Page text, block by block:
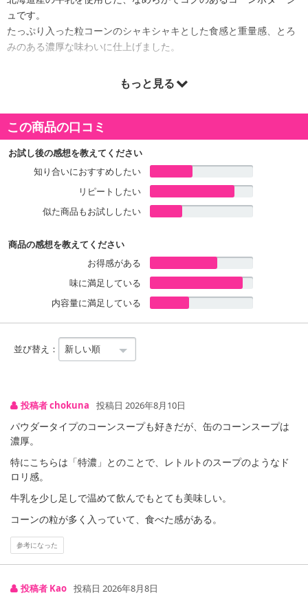
ュです。
たっぷり入った粒コーンのシャキシャキとした食感と重量感、とろ
みのある濃厚な味わいに仕上げました。
ださい。
もっと見る
この商品の口コミ
お試し後の感想を教えてください
知り合いにおすすめしたい
リピートしたい
似た商品もお試ししたい
商品の感想を教えてください
お得感がある
味に満足している
内容量に満足している
並び替え：
投稿者 chokuna 投稿日 2026年8月10日
パウダータイプのコーンスープも好きだが、缶のコーンスープは
濃厚。
特にこちらは「特濃」とのことで、レトルトのスープのようなド
ロリ感。
牛乳を少し足しで温めて飲んでもとても美味しい。
コーンの粒が多く入っていて、食べた感がある。
参考になった
投稿者 Kao 投稿日 2026年8月8日